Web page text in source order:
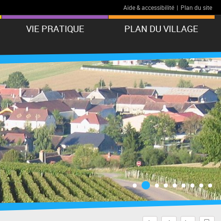
Aide & accessibilité | Plan du site
VIE PRATIQUE PLAN DU VILLAGE